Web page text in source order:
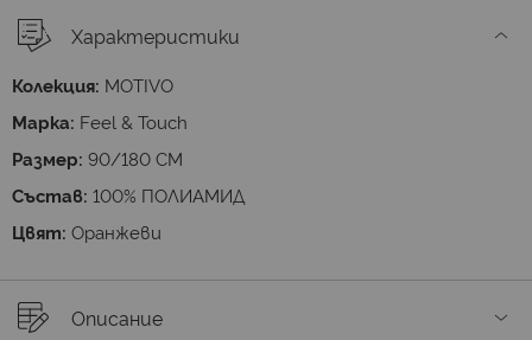
Характеристики
Колекция: MOTIVO
Марка: Feel & Touch
Размер: 90/180 СМ
Състав: 100% ПОЛИАМИД
Цвят: Оранжеви
Описание